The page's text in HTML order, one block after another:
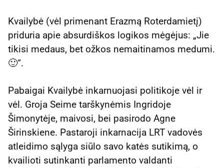
Kvailybė (vėl primenant Erazmą Roterdamietį)
priduria apie absurdiškos logikos mėgėjus: „Jie
tikisi medaus, bet ožkos nemaitinamos medumi.
🙂“.
Pabaigai Kvailybė inkarnuojasi politikoje vėl ir
vėl. Groja Seime tarškynėmis Ingridoje
Šimonytėje, maivosi, bei pasirodo Agne
Širinskiene. Pastaroji inkarnacija LRT vadovės
atleidimo sąlyga siūlo savo katės sutikimą, o
kvailioti sutinkanti parlamento valdanti